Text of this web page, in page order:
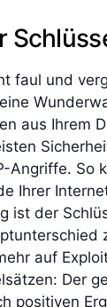
faul und
aus Ihrem
Angriffe. So
Ihrer
ist der
auf
Der
positiven